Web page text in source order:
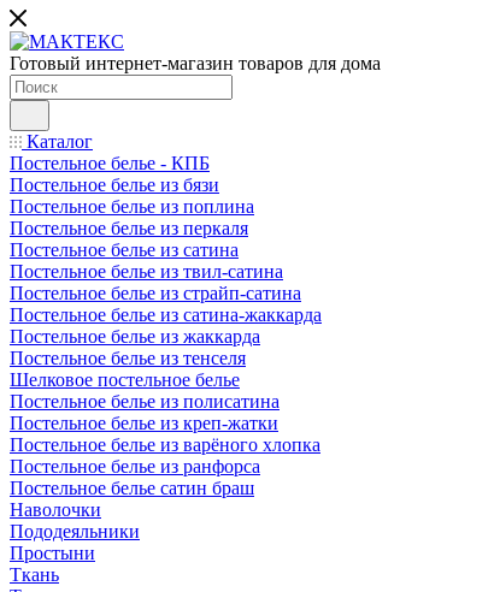
Готовый интернет-магазин товаров для дома
Каталог
Постельное белье - КПБ
Постельное белье из бязи
Постельное белье из поплина
Постельное белье из перкаля
Постельное белье из сатина
Постельное белье из твил-сатина
Постельное белье из страйп-сатина
Постельное белье из сатина-жаккарда
Постельное белье из жаккарда
Постельное белье из тенселя
Шелковое постельное белье
Постельное белье из полисатина
Постельное белье из креп-жатки
Постельное белье из варёного хлопка
Постельное белье из ранфорса
Постельное белье сатин браш
Наволочки
Пододеяльники
Простыни
Ткань